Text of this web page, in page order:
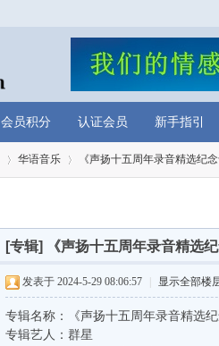
会员积分 认证会员 新手指引
华语音乐 《声扬十五周年录音精选纪
[专辑] 《声扬十五周年录音精选
发表于 2024-5-29 08:06:57 显示全部楼
专辑名称：《声扬十五周年录音精选
专辑艺人：群星